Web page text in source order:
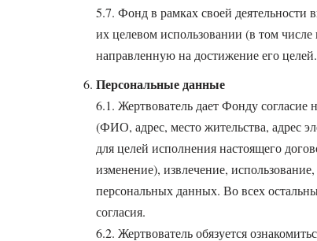
5.7. Фонд в рамках своей
их целевом использовании (в том
направленную на достижение его целей.
Персональные данные
6.1. Жертвователь дает Фонду
(ФИО, адрес, место жительства, адрес
для целей исполнения настоящего
изменение), извлечение,
персональных данных. Во всех
согласия.
6.2. Жертвователь обязуется